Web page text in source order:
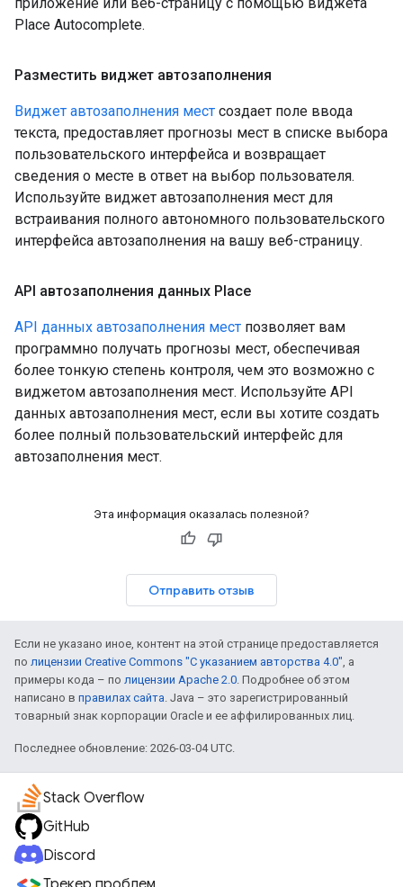
Place Autocomplete.
Разместить виджет автозаполнения
Виджет автозаполнения мест создает поле ввода
текста, предоставляет прогнозы мест в списке выбора
пользовательского интерфейса и возвращает
сведения о месте в ответ на выбор пользователя.
Используйте виджет автозаполнения мест для
встраивания полного автономного пользовательского
интерфейса автозаполнения на вашу веб-страницу.
API автозаполнения данных Place
API данных автозаполнения мест позволяет вам
программно получать прогнозы мест, обеспечивая
более тонкую степень контроля, чем это возможно с
виджетом автозаполнения мест. Используйте API
данных автозаполнения мест, если вы хотите создать
более полный пользовательский интерфейс для
автозаполнения мест.
Эта информация оказалась полезной?
Отправить отзыв
Если не указано иное, контент на этой странице предоставляется
по лицензии Creative Commons "С указанием авторства 4.0", а
примеры кода – по лицензии Apache 2.0. Подробнее об этом
написано в правилах сайта. Java – это зарегистрированный
товарный знак корпорации Oracle и ее аффилированных лиц.
Последнее обновление: 2026-03-04 UTC.
Stack Overflow
GitHub
Discord